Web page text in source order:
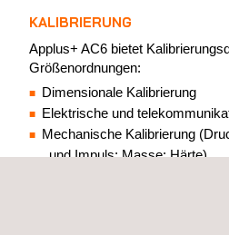
KALIBRIERUNG
Applus+ AC6 bietet
Größenordnungen:
Dimensionale Kalibrierung
Elektrische und
Mechanische Kalibrierung
und Impuls; Masse; Härte)